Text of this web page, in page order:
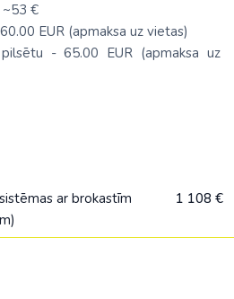
~53 €
EUR (apmaksa uz vietas)
pilsētu - 65.00 EUR (apmaksa uz
ar brokastīm
1 108 €